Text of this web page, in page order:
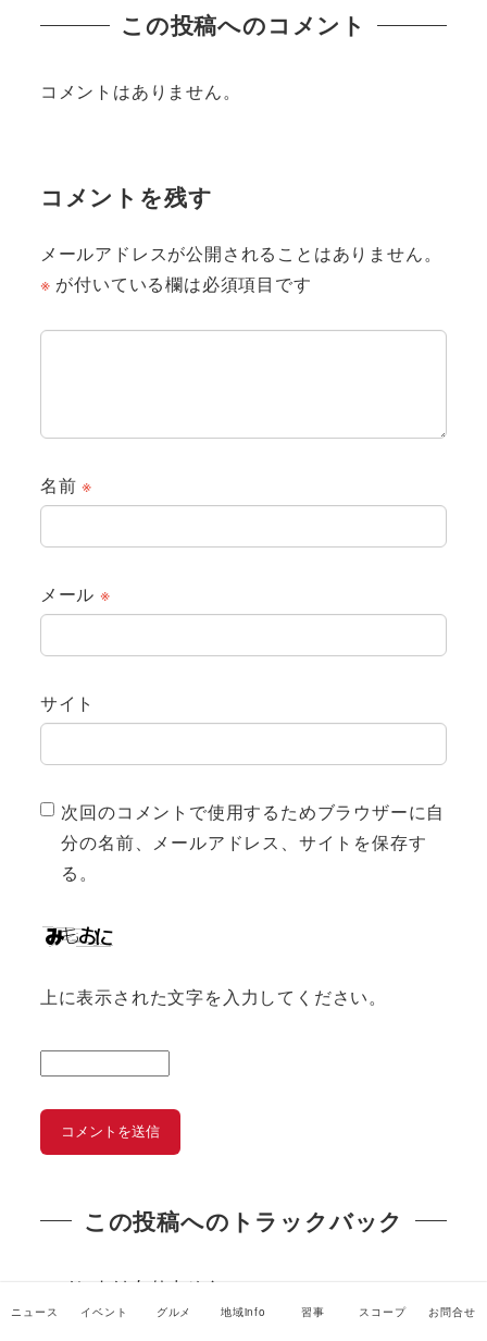
この投稿へのコメント
コメントはありません。
コメントを残す
メールアドレスが公開されることはありません。
※ が付いている欄は必須項目です
名前※
メール ※
サイト
次回のコメントで使用するためブラウザーに自
分の名前、メールアドレス、サイトを保存す
る。
上に表示された文字を入力してください。
この投稿へのトラックバック
コメントはありません。
ニュース イベント グルメ 地域info 習事 スコープ お問合せ